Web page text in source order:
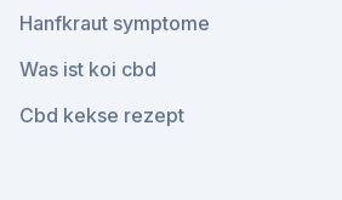
Hanfkraut symptome
Was ist koi cbd
Cbd kekse rezept